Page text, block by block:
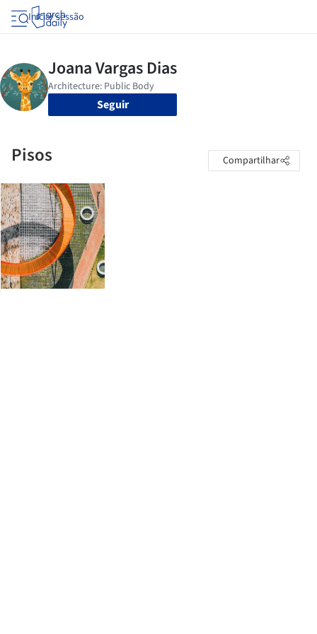
Iniciar sessão
Seguir
Pisos Compartilhar